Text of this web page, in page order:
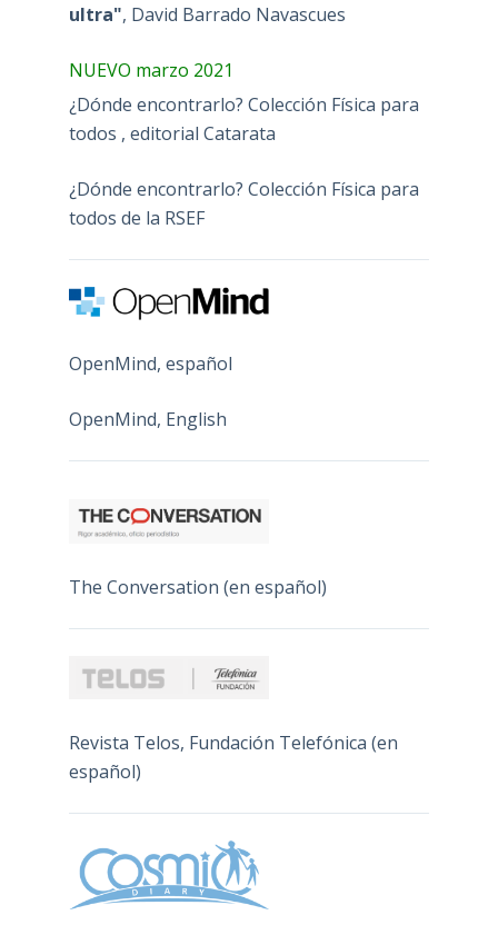
ultra", David Barrado Navascues
NUEVO marzo 2021
¿Dónde encontrarlo? Colección Física para
todos , editorial Catarata
¿Dónde encontrarlo? Colección Física para
todos de la RSEF
OpenMind, español
OpenMind, English
The Conversation (en español)
Revista Telos, Fundación Telefónica (en
español)